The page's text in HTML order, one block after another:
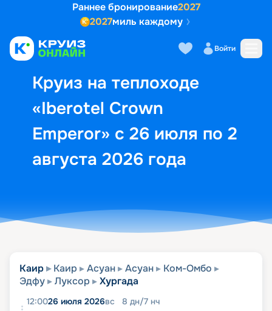
Раннее бронирование2027
2027миль каждому
Войти
Круиз на теплоходе
«Iberotel Crown
Emperor» с 26 июля по 2
августа 2026 года
Выбор кают Маршрут и
Каир Каир Асуан Асуан
Ком-Омбо
Эдфу
Луксор Хургада
12:0026 июля 2026вс 8 дн/7 нч